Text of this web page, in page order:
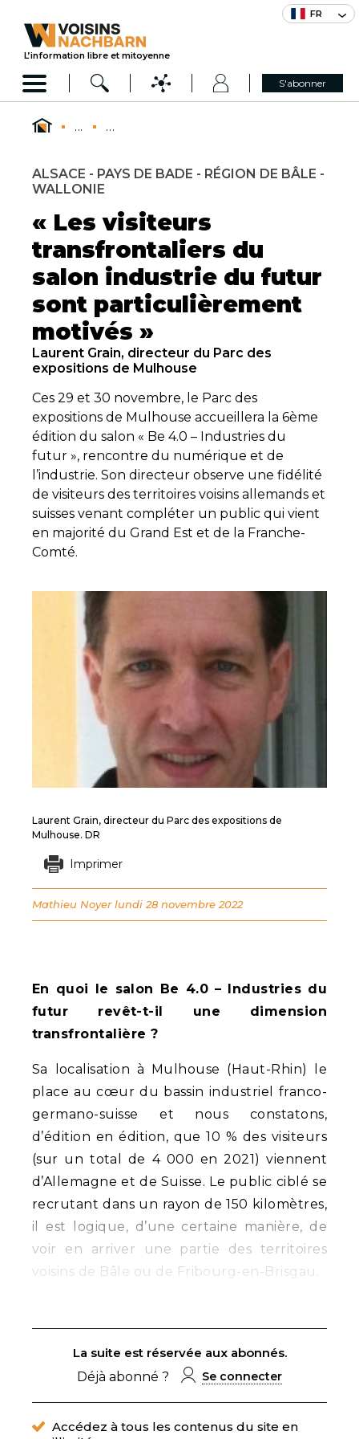
FR
L’information libre et mitoyenne
S'abonner
... ...
ALSACE - PAYS DE BADE - RÉGION DE BÂLE -
WALLONIE
« Les visiteurs
transfrontaliers du
salon industrie du futur
sont particulièrement
motivés »
Laurent Grain, directeur du Parc des
expositions de Mulhouse
Ces 29 et 30 novembre, le Parc des
expositions de Mulhouse accueillera la 6ème
édition du salon « Be 4.0 – Industries du
futur », rencontre du numérique et de
l’industrie. Son directeur observe une fidélité
de visiteurs des territoires voisins allemands et
suisses venant compléter un public qui vient
en majorité du Grand Est et de la Franche-
Comté.
En quoi le salon Be 4.0 – Industries du
futur revêt-t-il une dimension
transfrontalière ?
Sa localisation à Mulhouse (Haut-Rhin) le
place au cœur du bassin industriel franco-
germano-suisse et nous constatons,
d’édition en édition, que 10 % des visiteurs
(sur un total de 4 000 en 2021) viennent
d’Allemagne et de Suisse. Le public ciblé se
recrutant dans un rayon de 150 kilomètres,
il est logique, d’une certaine manière, de
voir en arriver une partie des territoires
voisins de Bâle ou de Fribourg-en-Brisgau.
La suite est réservée aux abonnés.
Déjà abonné ?
Se connecter
Accédez à tous les contenus du site en
Laurent Grain, directeur du Parc des expositions de
Mulhouse. DR
Imprimer
Mathieu Noyer lundi 28 novembre 2022